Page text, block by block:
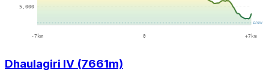
Dhaulagiri IV (7661m)